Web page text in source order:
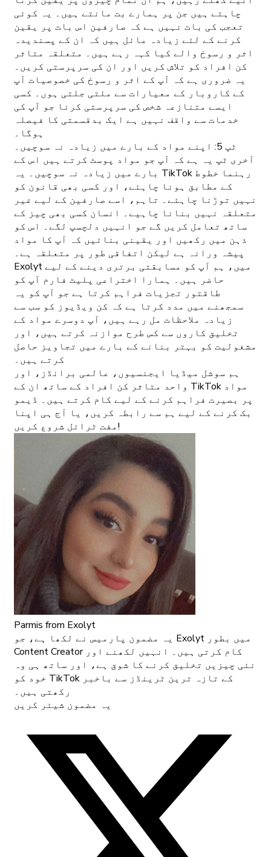
چاہتے ہیں جن پر ہمارے بت مانتے ہیں۔ یہ کوئی
تعجب کی بات نہیں ہے کہ صارفین اس بات پر یقین
کرنے کے لئے زیادہ مائل ہیں کہ ان کے پسندیدہ
اثر و رسوخ والے کیا کہہ رہے ہیں۔ متعلقہ متاثر
کن افراد کو تلاش کریں اور ان کی سرپرستی کریں۔
یہ ضروری ہے کہ آپ کے اثر و رسوخ کی خصوصیات آپ
کے کاروبار کے معیارات سے ملتی جلتی ہوں۔ کسی
ایسے متنازعہ شخص کی سرپرستی کرنا جو آپ کی
خدمات سے واقف نہیں ہے ایک بدقسمتی کا فیصلہ
ہوگا۔
ٹپ 5: اپنے مواد کے بارے میں زیادہ نہ سوچیں۔
آخری ٹپ یہ ہے کہ آپ جو مواد پوسٹ کرتے ہیں اس کے
بارے میں زیادہ نہ سوچیں۔ یہ TikTok رہنما خطوط
کے مطابق ہونا چاہئے، اور کسی بھی قانون کو
نہیں توڑنا چاہئے۔ تاہم، اسے صارفین کے لیے غیر
متعلقہ نہیں بنانا چاہیے۔ انسان کسی بھی چیز کے
ساتھ تعامل کریں گے جو انہیں دلچسپ لگے۔ اس کو
ذہن میں رکھیں اور یقینی بنائیں کہ آپ کا مواد
پیشہ ورانہ ہے لیکن اتفاقی طور پر متعلقہ ہے۔
Exolyt میں، ہم آپ کو مسابقتی برتری دینے کے لیے
حاضر ہیں۔ ہمارا اختراعی پلیٹ فارم آپ کو
طاقتور تجزیات فراہم کرتا ہے جو آپ کو یہ
سمجھنے میں مدد کرتا ہے کہ کن ویڈیوز کو سب سے
زیادہ ملاحظات مل رہے ہیں، آپ دوسرے مواد کے
تخلیق کاروں سے کس طرح موازنہ کرتے ہیں، اور
مشغولیت کو بہتر بنانے کے بارے میں تجاویز حاصل
کرتے ہیں۔
ہم سوشل میڈیا ایجنسیوں، عالمی برانڈز، اور
واحد متاثر کن افراد کے ساتھ ان کے TikTok مواد
پر بصیرت فراہم کرنے کے لیے کام کرتے ہیں۔ ڈیمو
بک کرنے کے لیے ہم سے رابطہ کریں، یا آج ہی اپنا
مفت ٹرائل شروع کریں!
Parmis from Exolyt
یہ مضمون پارمیس نے لکھا ہے، جو Exolyt میں بطور
Content Creator کام کرتی ہیں۔ انہیں لکھنے اور
نئی چیزیں تخلیق کرنے کا شوق ہے، اور ساتھ ہی وہ
خود کو TikTok کے تازہ ترین ٹرینڈز سے باخبر
رکھتی ہیں۔
یہ مضمون شیئر کریں